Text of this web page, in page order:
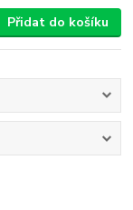
Přidat do košíku